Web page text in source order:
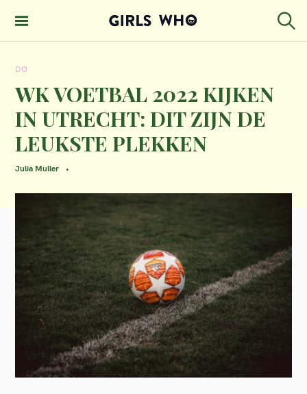
GIRLS WHO
DO
WK VOETBAL 2022 KIJKEN
IN UTRECHT: DIT ZIJN DE
LEUKSTE PLEKKEN
Julia Muller